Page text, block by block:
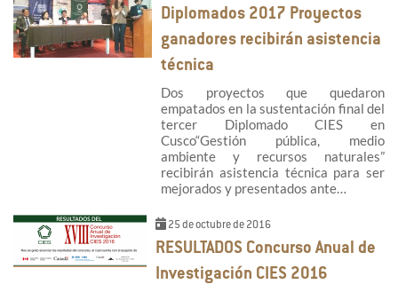
Diplomados 2017 Proyectos
ganadores recibirán asistencia
técnica
Dos proyectos que quedaron
empatados en la sustentación final del
tercer Diplomado CIES en
Cusco“Gestión pública, medio
ambiente y recursos naturales”
recibirán asistencia técnica para ser
mejorados y presentados ante…
25 de octubre de 2016
RESULTADOS Concurso Anual de
Investigación CIES 2016